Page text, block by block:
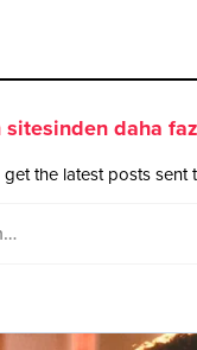
sitesinden daha
the latest posts sent